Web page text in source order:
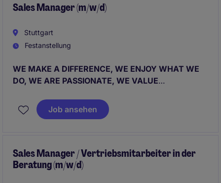
Sales Manager (m/w/d)
Stuttgart
Festanstellung
WE MAKE A DIFFERENCE, WE ENJOY WHAT WE
DO, WE ARE PASSIONATE, WE VALUE
Job ansehen
Sales Manager / Vertriebsmitarbeiter in der
Beratung (m/w/d)